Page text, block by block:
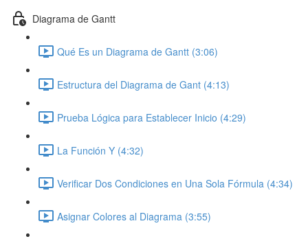
Diagrama de Gantt
Qué Es un Diagrama de Gantt (3:06)
Estructura del Diagrama de Gant (4:13)
Prueba Lógica para Establecer Inicio (4:29)
La Función Y (4:32)
Verificar Dos Condiciones en Una Sola Fórmula (4:34)
Asignar Colores al Diagrama (3:55)